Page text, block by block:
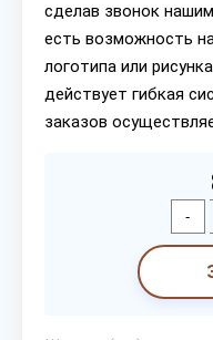
сделав звонок
есть возможность
логотипа или
действует гибкая
заказов
-